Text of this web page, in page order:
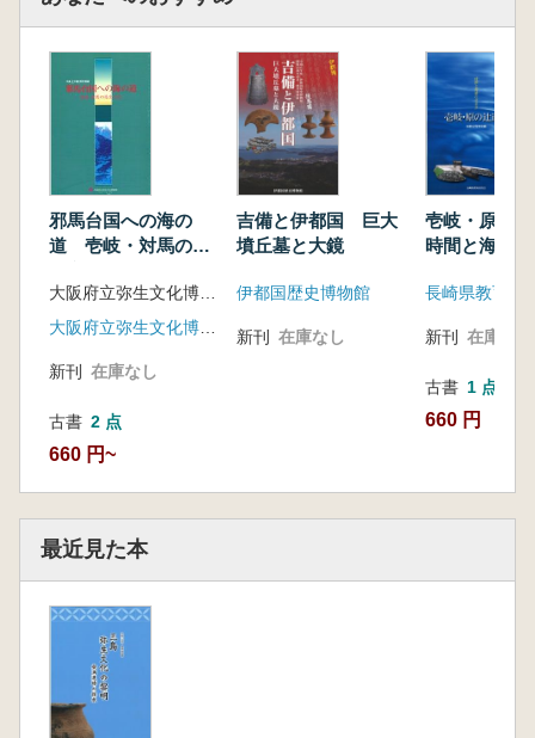
邪馬台国への海の
道 壱岐・対馬の弥
新刊 在庫なし
古書 2 点
660 円~
吉備と伊都国 巨大
墳丘墓と大鏡
伊都国歴史博物館
新刊 在庫なし
壱岐・原の
時間と海風
長崎県教育委
新刊 在庫なし
古書 1 点
660 円
最近見た本